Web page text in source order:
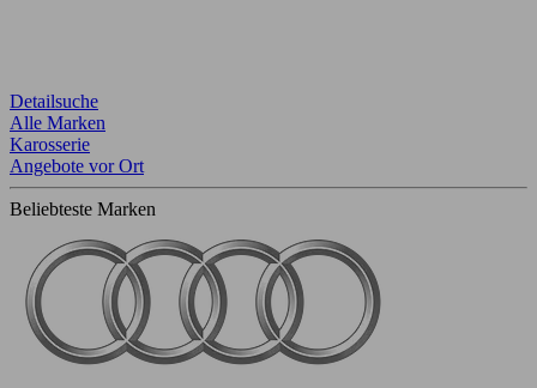
Detailsuche
Alle Marken
Karosserie
Angebote vor Ort
Beliebteste Marken